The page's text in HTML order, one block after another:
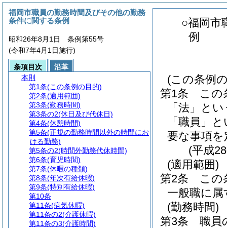
○福岡市
例
(この条例
第1条
この
「法」と
「職員」
要な事項
(平成
(適用範囲)
第2条
この
一般職に
(勤務時間)
第3条
職員
福岡市職員の勤務時間及びその他の勤務
条件に関する条例
昭和26年8月1日 条例第55号
(令和7年4月1日施行)
条項目次
沿革
本則
第1条(この条例の目的)
第2条(適用範囲)
第3条(勤務時間)
第3条の2(休日及び代休日)
第4条(休憩時間)
第5条(正規の勤務時間以外の時間にお
ける勤務)
第5条の2(時間外勤務代休時間)
第6条(育児時間)
第7条(休暇の種類)
第8条(年次有給休暇)
第9条(特別有給休暇)
第10条
第11条(病気休暇)
第11条の2(介護休暇)
第11条の3(介護時間)